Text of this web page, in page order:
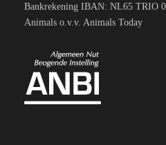
Bankrekening IBAN: NL65 TRIO
Animals o.v.v. Animals Today